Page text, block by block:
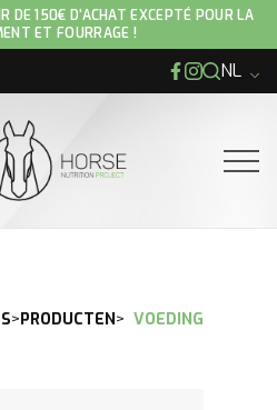
DE 150€ D'ACHAT EXCEPTÉ POUR LA
ET FOURRAGE !
Facebook
Instagram
NL
>PRODUCTEN> VOEDING